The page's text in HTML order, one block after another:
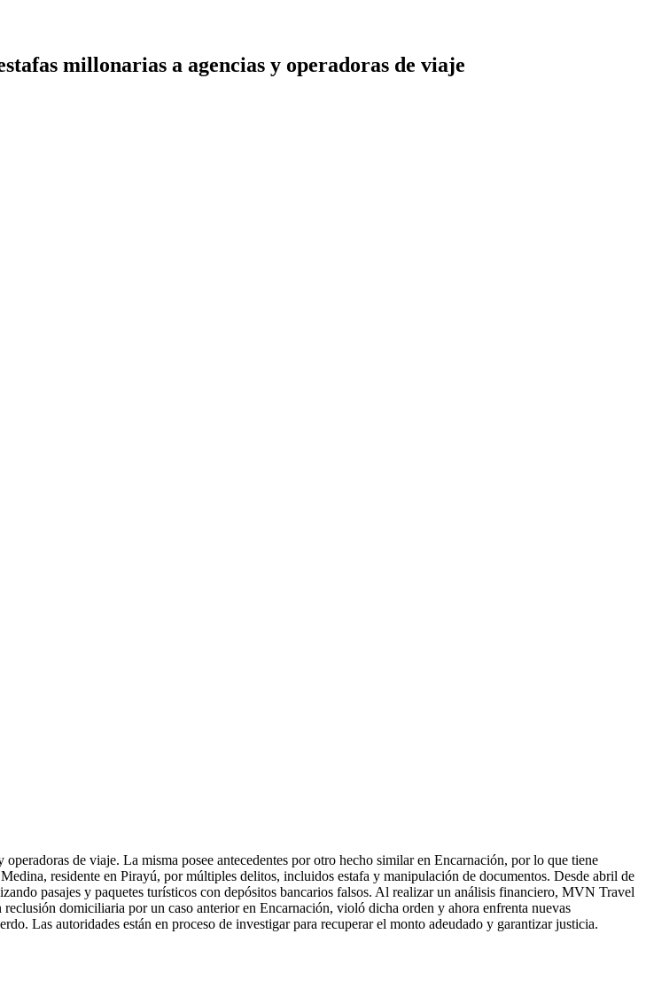
millonarias a agencias y operadoras de viaje
de viaje. La misma posee antecedentes por otro hecho similar en Encarnación, por lo que tiene
residente en Pirayú, por múltiples delitos, incluidos estafa y manipulación de documentos. Desde abril de
pasajes y paquetes turísticos con depósitos bancarios falsos. Al realizar un análisis financiero, MVN Travel
domiciliaria por un caso anterior en Encarnación, violó dicha orden y ahora enfrenta nuevas
Las autoridades están en proceso de investigar para recuperar el monto adeudado y garantizar justicia.